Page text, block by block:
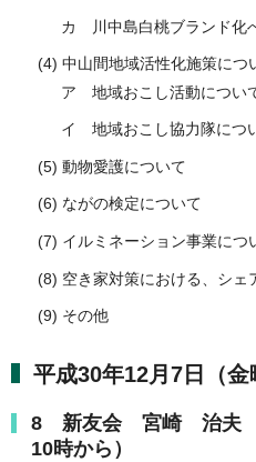
カ 川中島白桃ブランド化
(4) 中山間地域活性化施策につ
ア 地域おこし活動につい
イ 地域おこし協力隊につ
(5) 動物愛護について
(6) ながの検定について
(7) イルミネーション事業につ
(8) 空き家対策における、シェ
(9) その他
平成30年12月7日（金
8 新友会 宮崎 治夫
10時から）